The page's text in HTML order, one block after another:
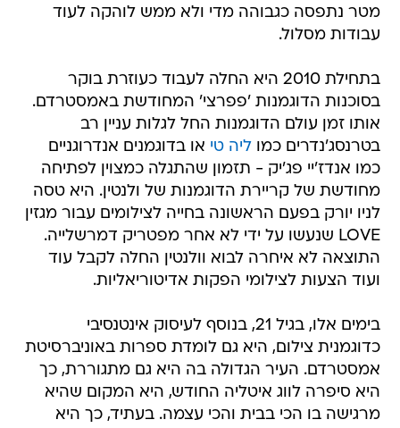
מטר נתפסה כגבוהה מדי ולא ממש לוהקה לעוד
עבודות מסלול.
בתחילת 2010 היא החלה לעבוד כעוזרת בוקר
בסוכנות הדוגמנות 'פפרצי' המחודשת באמסטרדם.
אותו זמן עולם הדוגמנות החל לגלות עניין רב
בטרנסג'נדרים כמוליה טי או בדוגמנים אנדרוגניים
כמו אנדז'יי פג'יק - תזמון שהתגלה כמצוין לפתיחה
מחודשת של קריירת הדוגמנות של ולנטין. היא טסה
לניו יורק בפעם הראשונה בחייה לצילומים עבור מגזין
LOVE שנעשו על ידי לא אחר מפטריק דמרשלייה.
התוצאה לא איחרה לבוא וולנטין החלה לקבל עוד
ועוד הצעות לצילומי הפקות אדיטוריאליות.
בימים אלו, בגיל 21, בנוסף לעיסוק אינטנסיבי
כדוגמנית צילום, היא גם לומדת ספרות באוניברסיטת
אמסטרדם. העיר הגדולה בה היא גם מתגוררת, כך
היא סיפרה לווג איטליה החודש, היא המקום שהיא
מרגישה בו הכי בבית והכי עצמה. בעתיד, כך היא